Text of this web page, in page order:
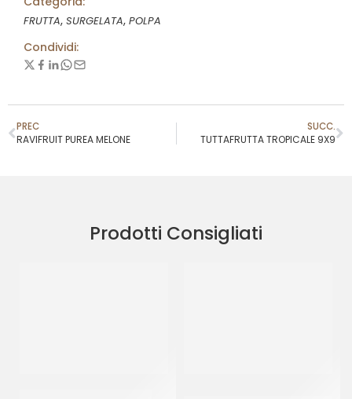
FRUTTA, SURGELATA, POLPA
Condividi:
PREC
RAVIFRUIT PUREA MELONE
SUCC.
TUTTAFRUTTA TROPICALE 9X9
Prodotti Consigliati